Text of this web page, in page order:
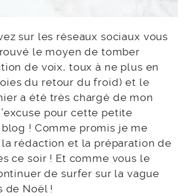
sur les réseaux sociaux vous
le moyen de tomber
de voix, toux à ne plus en
du retour du froid) et le
a été très chargé de mon
pour cette petite
! Comme promis je me
rédaction et la préparation de
ce soir ! Et comme vous le
de surfer sur la vague
de Noël !